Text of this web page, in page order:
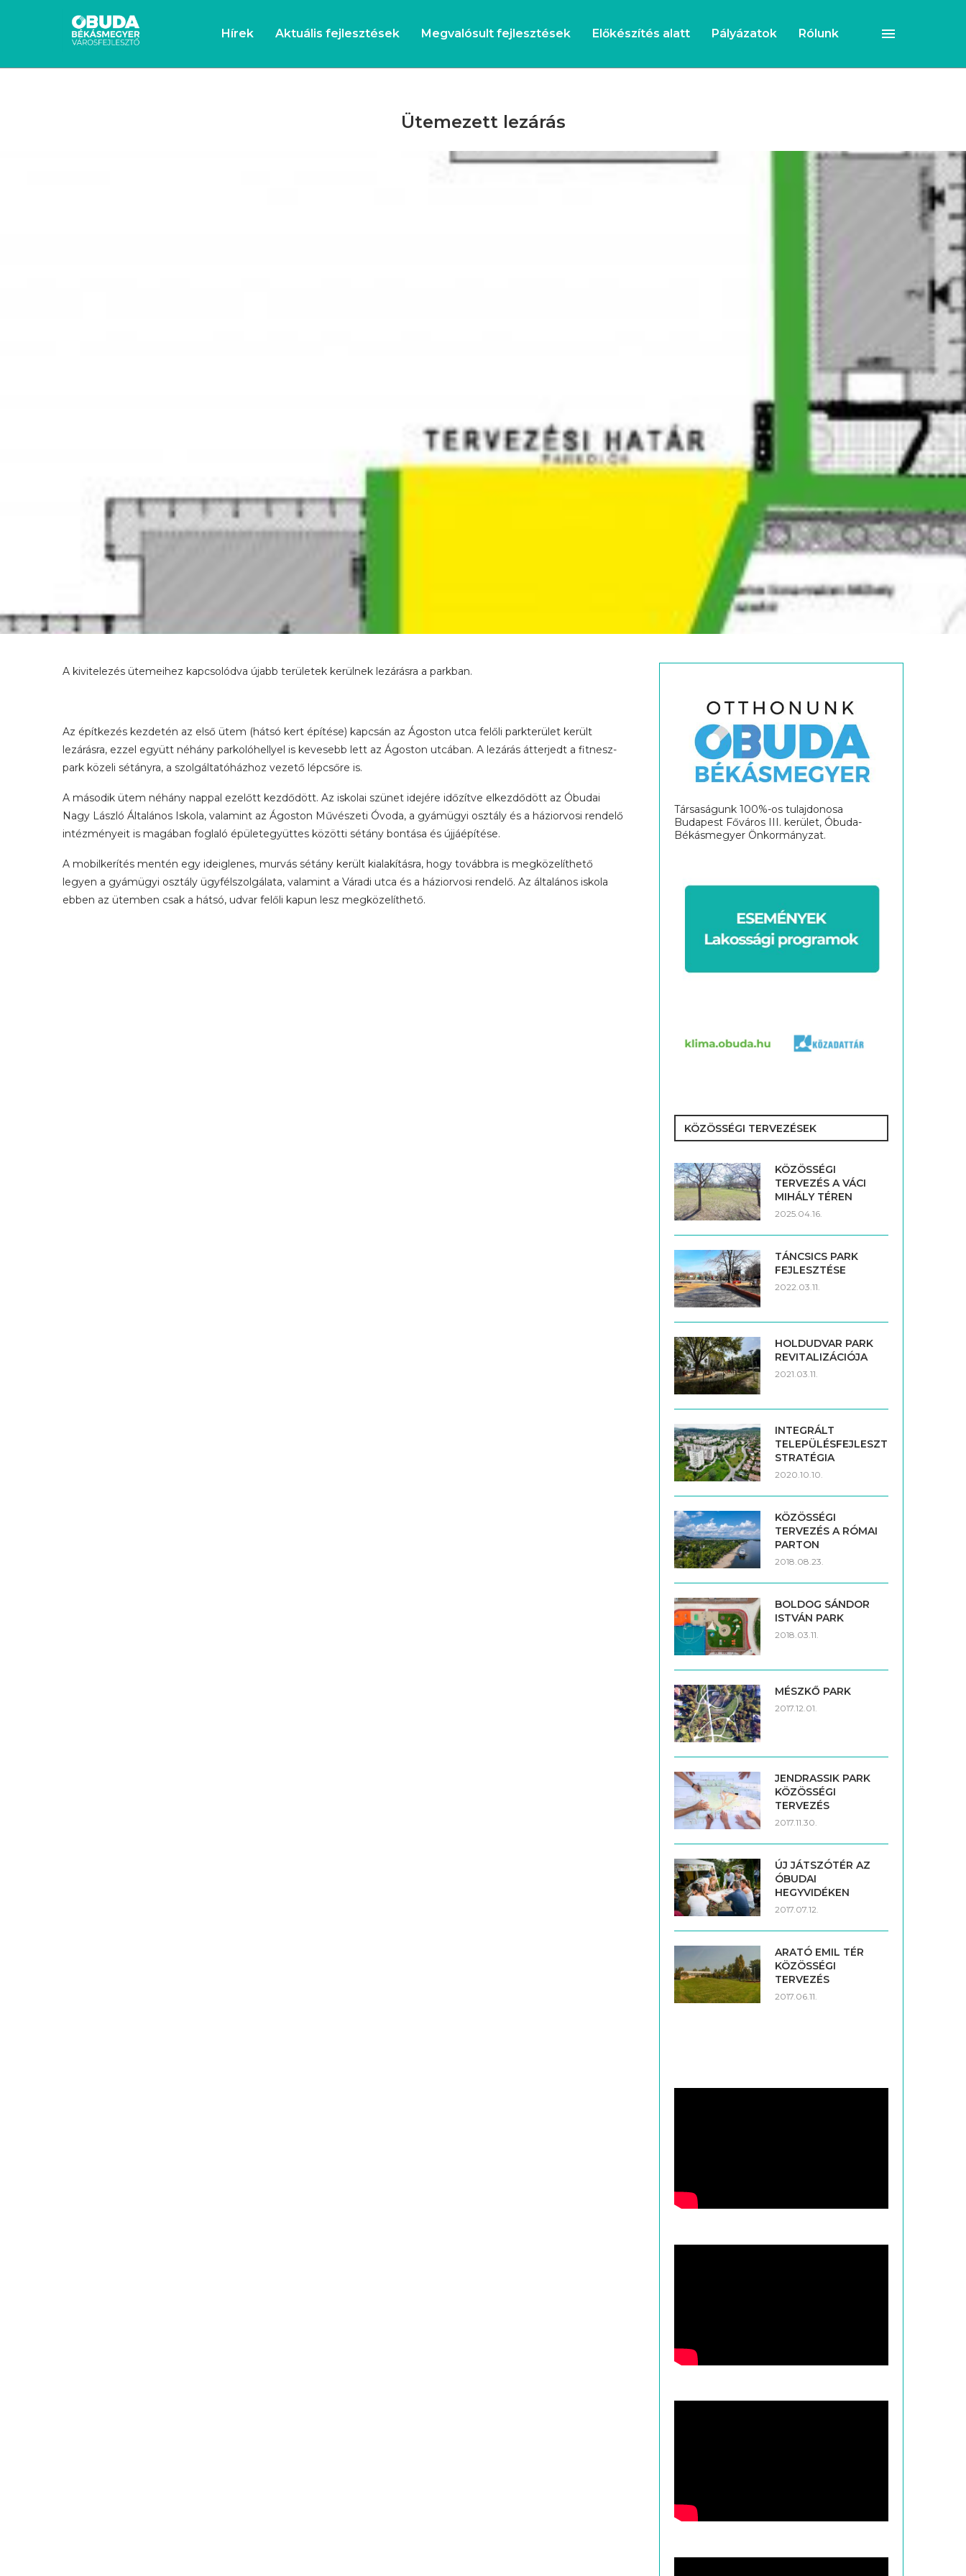
Hírek Aktuális fejlesztések Megvalósult fejlesztések Előkészítés alatt Pályázatok Rólunk
Ütemezett lezárás
A kivitelezés ütemeihez kapcsolódva újabb területek kerülnek lezárásra a parkban.
Az építkezés kezdetén az első ütem (hátsó kert építése) kapcsán az Ágoston utca felőli parkterület került
lezárásra, ezzel együtt néhány parkolóhellyel is kevesebb lett az Ágoston utcában. A lezárás átterjedt a fitnesz-
park közeli sétányra, a szolgáltatóházhoz vezető lépcsőre is.
A második ütem néhány nappal ezelőtt kezdődött. Az iskolai szünet idejére időzítve elkezdődött az Óbudai
Nagy László Általános Iskola, valamint az Ágoston Művészeti Óvoda, a gyámügyi osztály és a háziorvosi rendelő
intézményeit is magában foglaló épületegyüttes közötti sétány bontása és újjáépítése.
A mobilkerítés mentén egy ideiglenes, murvás sétány került kialakításra, hogy továbbra is megközelíthető
legyen a gyámügyi osztály ügyfélszolgálata, valamint a Váradi utca és a háziorvosi rendelő. Az általános iskola
ebben az ütemben csak a hátsó, udvar felőli kapun lesz megközelíthető.
Társaságunk 100%-os tulajdonosa
Budapest Főváros III. kerület, Óbuda-
Békásmegyer Önkormányzat.
KÖZÖSSÉGI TERVEZÉSEK
KÖZÖSSÉGI
TERVEZÉS A VÁCI
MIHÁLY TÉREN
2025.04.16.
TÁNCSICS PARK
FEJLESZTÉSE
2022.03.11.
HOLDUDVAR PARK
REVITALIZÁCIÓJA
2021.03.11.
INTEGRÁLT
TELEPÜLÉSFEJLESZTÉSI
STRATÉGIA
2020.10.10.
KÖZÖSSÉGI
TERVEZÉS A RÓMAI
PARTON
2018.08.23.
BOLDOG SÁNDOR
ISTVÁN PARK
2018.03.11.
MÉSZKŐ PARK
2017.12.01.
JENDRASSIK PARK
KÖZÖSSÉGI
TERVEZÉS
2017.11.30.
ÚJ JÁTSZÓTÉR AZ
ÓBUDAI
HEGYVIDÉKEN
2017.07.12.
ARATÓ EMIL TÉR
KÖZÖSSÉGI
TERVEZÉS
2017.06.11.